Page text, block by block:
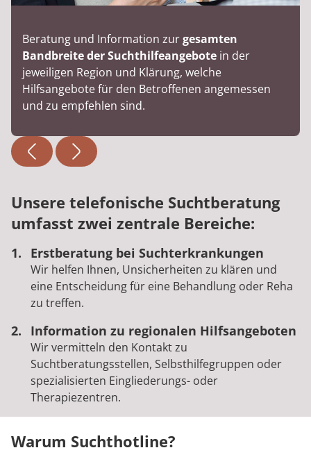
Beratung und Information zurgesamten
Bandbreite der Suchthilfeangebote in der
jeweiligen Region und Klärung, welche
Hilfsangebote für den Betroffenen angemessen
und zu empfehlen sind.
Unsere telefonische Suchtberatung
umfasst zwei zentrale Bereiche:
Erstberatung bei Suchterkrankungen
Wir helfen Ihnen, Unsicherheiten zu klären und
eine Entscheidung für eine Behandlung oder Reha
zu treffen.
Information zu regionalen Hilfsangeboten
Wir vermitteln den Kontakt zu
Suchtberatungsstellen, Selbsthilfegruppen oder
spezialisierten Eingliederungs- oder
Therapiezentren.
Warum Suchthotline?